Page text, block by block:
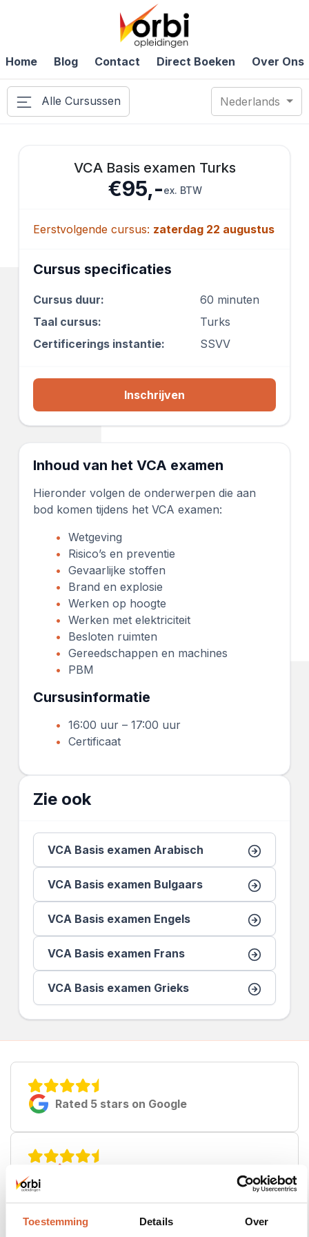
Toestemming Details Over
Home Blog Contact Direct Boeken Over Ons
Alle Cursussen Nederlands
VCA Basis examen Turks
€95,-ex. BTW
Eerstvolgende cursus: zaterdag 22 augustus
Cursus specificaties
Cursus duur:
60 minuten
Taal cursus:
Turks
Certificerings instantie:
SSVV
Inschrijven
Inhoud van het VCA examen
Hieronder volgen de onderwerpen die aan
bod komen tijdens het VCA examen:
Wetgeving
Risico’s en preventie
Gevaarlijke stoffen
Brand en explosie
Werken op hoogte
Werken met elektriciteit
Besloten ruimten
Gereedschappen en machines
PBM
Cursusinformatie
16:00 uur – 17:00 uur
Certificaat
Zie ook
VCA Basis examen Arabisch
VCA Basis examen Bulgaars
VCA Basis examen Engels
VCA Basis examen Frans
VCA Basis examen Grieks
Rated 5 stars on Google